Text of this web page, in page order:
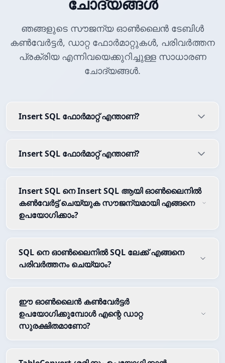
ഞങ്ങളുടെ സൗജന്യ ഓൺലൈൻ ടേബിൾ
കൺവേർട്ടർ, ഡാറ്റ ഫോർമാറ്റുകൾ, പരിവർത്തന
പ്രക്രിയ എന്നിവയെക്കുറിച്ചുള്ള സാധാരണ
ചോദ്യങ്ങൾ.
Insert SQL ഫോർമാറ്റ് എന്താണ്?
Insert SQL ഫോർമാറ്റ് എന്താണ്?
Insert SQL നെ Insert SQL ആയി ഓൺലൈനിൽ
കൺവേർട്ട് ചെയ്യുക സൗജന്യമായി എങ്ങനെ
ഉപയോഗിക്കാം?
SQL നെ ഓൺലൈനിൽ SQL ലേക്ക് എങ്ങനെ
പരിവർത്തനം ചെയ്യാം?
ഈ ഓൺലൈൻ കൺവേർട്ടർ
ഉപയോഗിക്കുമ്പോൾ എന്റെ ഡാറ്റ
സുരക്ഷിതമാണോ?